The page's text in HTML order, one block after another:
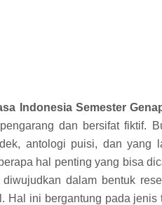
Indonesia Semester
dan bersifat fiktif.
antologi puisi, dan yang
hal penting yang bisa
dalam bentuk
Hal ini bergantung pada jenis